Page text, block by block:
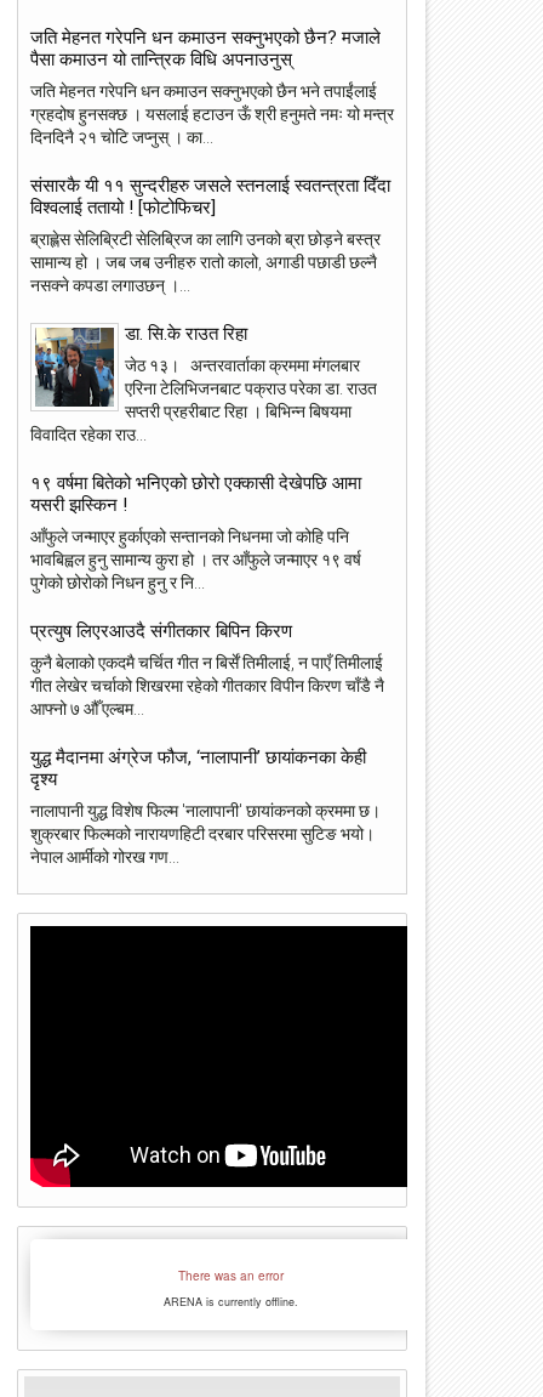
जति मेहनत गरेपनि धन कमाउन सक्नुभएको छैन? मजाले
पैसा कमाउन यो तान्त्रिक विधि अपनाउनुस्
जति मेहनत गरेपनि धन कमाउन सक्नुभएको छैन भने तपाईंलाई
ग्रहदोष हुनसक्छ । यसलाई हटाउन ऊँ श्री हनुमते नमः यो मन्त्र
दिनदिनै २१ चोटि जप्नुस् । का...
संसारकै यी ११ सुन्दरीहरु जसले स्तनलाई स्वतन्त्रता दिँदा
विश्वलाई ततायो ! [फोटोफिचर]
ब्राह्लेस सेलिब्रिटी सेलिब्रिज का लागि उनको ब्रा छोड़ने बस्त्र
सामान्य हो । जब जब उनीहरु रातो कालो, अगाडी पछाडी छल्नै
नसक्ने कपडा लगाउछन् ।...
डा. सि.के राउत रिहा
जेठ १३। अन्तरवार्ताका क्रममा मंगलबार
एरिना टेलिभिजनबाट पक्राउ परेका डा. राउत
सप्तरी प्रहरीबाट रिहा । बिभिन्न बिषयमा
विवादित रहेका राउ...
१९ वर्षमा बितेको भनिएको छोरो एक्कासी देखेपछि आमा
यसरी झस्किन !
आँफुले जन्माएर हुर्काएको सन्तानको निधनमा जो कोहि पनि
भावबिह्वल हुनु सामान्य कुरा हो । तर आँफुले जन्माएर १९ वर्ष
पुगेको छोरोको निधन हुनु र नि...
प्रत्युष लिएरआउदै संगीतकार बिपिन किरण
कुनै बेलाको एकदमै चर्चित गीत न बिर्सें तिमीलाई, न पाएँ तिमीलाई
गीत लेखेर चर्चाको शिखरमा रहेको गीतकार विपीन किरण चाँडै नै
आफ्नो ७ औँ एल्बम...
युद्ध मैदानमा अंग्रेज फौज, ‘नालापानी’ छायांकनका केही
दृश्य
नालापानी युद्ध विशेष फिल्म 'नालापानी' छायांकनको क्रममा छ।
शुक्रबार फिल्मको नारायणहिटी दरबार परिसरमा सुटिङ भयो।
नेपाल आर्मीको गोरख गण...